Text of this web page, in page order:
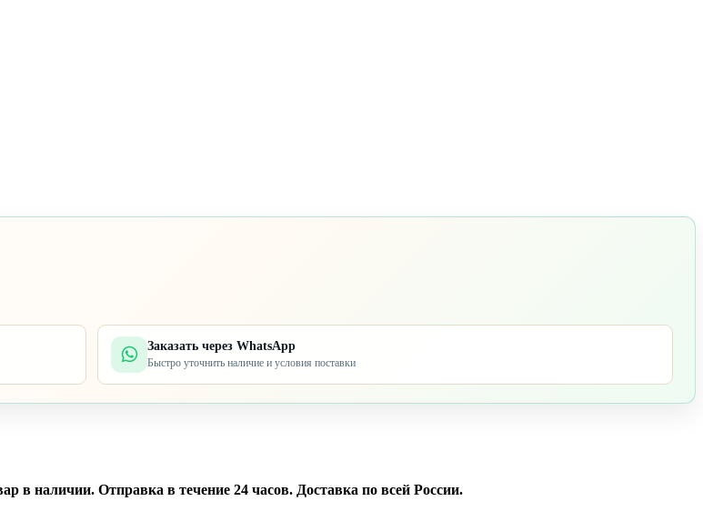
Заказать через WhatsApp
Быстро уточнить наличие и условия поставки
в наличии. Отправка в течение 24 часов. Доставка по всей России.